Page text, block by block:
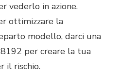
vederlo in azione.
ottimizzare la
modello, darci una
per creare la tua
il rischio.